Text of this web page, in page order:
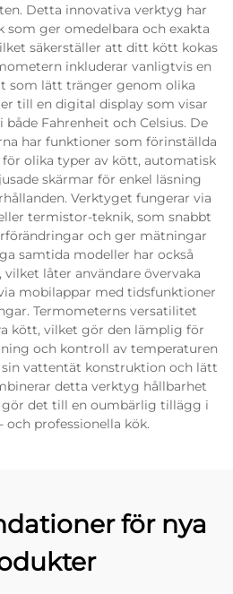
Detta innovativa verktyg har
som ger omedelbara och exakta
säkerställer att ditt kött kokas
inkluderar vanligtvis en
som lätt tränger genom olika
till en digital display som visar
Fahrenheit och Celsius. De
har funktioner som förinställda
olika typer av kött, automatisk
skärmar för enkel läsning
Verktyget fungerar via
termistor-teknik, som snabbt
och ger mätningar
samtida modeller har också
låter användare övervaka
mobilappar med tidsfunktioner
Termometerns versatilitet
kött, vilket gör den lämplig för
och kontroll av temperaturen
sin vattentät konstruktion och lätt
detta verktyg hållbarhet
det till en oumbärlig tillägg i
och professionella kök.
för nya